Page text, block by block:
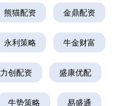
熊猫配资 金鼎配资
永利策略 牛金财富
力创配资 盛康优配
牛势策略 易盛通